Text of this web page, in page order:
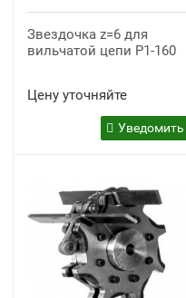
Звездочка z=6 для
вильчатой цепи P1-160
Цену уточняйте
Уведомить